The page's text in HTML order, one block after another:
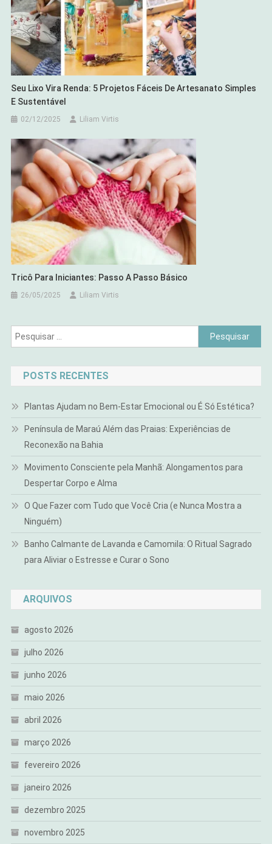
Seu Lixo Vira Renda: 5 Projetos Fáceis De Artesanato Simples
E Sustentável
02/12/2025 Liliam Virtis
Tricô Para Iniciantes: Passo A Passo Básico
26/05/2025 Liliam Virtis
Pesquisar
por:
POSTS RECENTES
Plantas Ajudam no Bem-Estar Emocional ou É Só Estética?
Península de Maraú Além das Praias: Experiências de
Reconexão na Bahia
Movimento Consciente pela Manhã: Alongamentos para
Despertar Corpo e Alma
O Que Fazer com Tudo que Você Cria (e Nunca Mostra a
Ninguém)
Banho Calmante de Lavanda e Camomila: O Ritual Sagrado
para Aliviar o Estresse e Curar o Sono
ARQUIVOS
agosto 2026
julho 2026
junho 2026
maio 2026
abril 2026
março 2026
fevereiro 2026
janeiro 2026
dezembro 2025
novembro 2025